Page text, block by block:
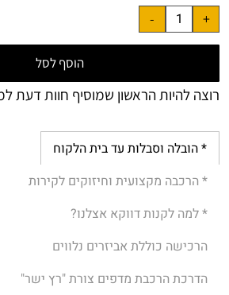
הוסף לסל
רוצה להיות הראשון שמוסיף חוות דעת
* הובלה וסבלות עד בית הלקוח
* הרכבה מקצועית וחיזוקים לקירות
* למה לקנות דווקא אצלנו?
הרכישה כוללת אביזרים נלווים
הדרכת הרכבת מדפים צורת "רץ ישר"